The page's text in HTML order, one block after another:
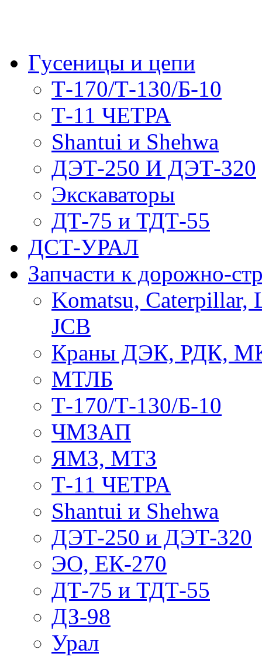
Гусеницы и цепи
Т-170/Т-130/Б-10
Т-11 ЧЕТРА
Shantui и Shehwa
ДЭТ-250 И ДЭТ-320
Экскаваторы
ДТ-75 и ТДТ-55
ДСТ-УРАЛ
Запчасти к дорожно-
Komatsu, Caterpillar,
JCB
Краны ДЭК, РДК,
МТЛБ
Т-170/Т-130/Б-10
ЧМЗАП
ЯМЗ, МТЗ
Т-11 ЧЕТРА
Shantui и Shehwa
ДЭТ-250 и ДЭТ-320
ЭО, ЕК-270
ДТ-75 и ТДТ-55
ДЗ-98
Урал